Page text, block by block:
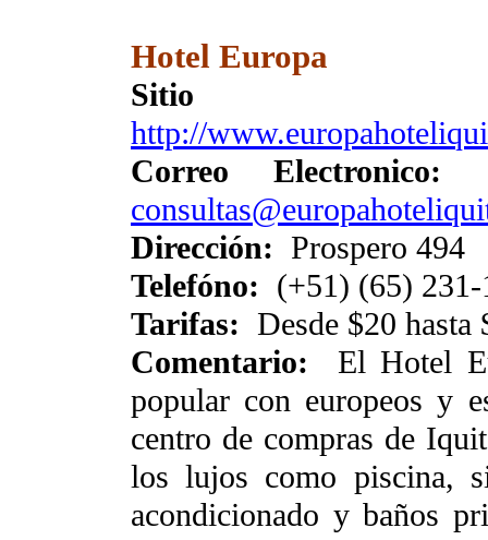
Hotel Europa
http://
Correo Electronico
Dirección: Prospero 494
Telefóno: (+51) (65) 231-
Tarifas: Desde $20 hasta
Comentario: El Hotel
popular con europeos y
centro de compras de
los lujos como piscina,
acondicionado y baños